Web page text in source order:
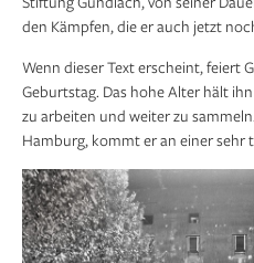
den Kämpfen, die er auch jetzt
Wenn dieser Text erscheint, feiert
Geburtstag. Das hohe Alter hält
zu arbeiten und weiter zu
Hamburg, kommt er an einer sehr